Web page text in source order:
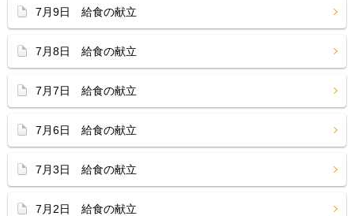
7月9日 給食の献立
7月8日 給食の献立
7月7日 給食の献立
7月6日 給食の献立
7月3日 給食の献立
7月2日 給食の献立